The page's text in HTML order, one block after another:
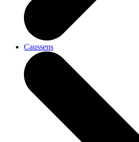
Caussens